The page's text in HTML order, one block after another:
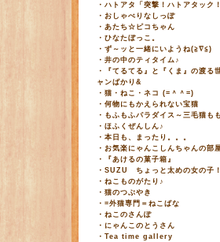
・ ハトアタ「突撃！ハトアタック！
・ おしゃべりなしっぽ
・ あたち☆ピコちゃん
・ ひなたぼっこ。
・ ず～ッと一緒にいようね(≧∇≦)
・ 井の中のティタイム♪
・
『てるてる』と『くま』の渡る
ャンばかり&
・ 猫・ねこ・ネコ (=＾＾=)
・ 何物にもかえられない宝猫
・ もふもふパラダイス～三毛猫も
・ ほふくぜんしん♪
・ 本日も、まったり。。。
・ お気楽にゃんこしんちゃんの部
・
『あけるの菓子箱』
・ SUZU ちょっと太めの女の子！
・ ねこものがたり♪
・ 猫のつぶやき
・ =外猫専門＝ねこばな
・ ねこのさんぽ
・ にゃんこのとうさん
・ Tea time gallery